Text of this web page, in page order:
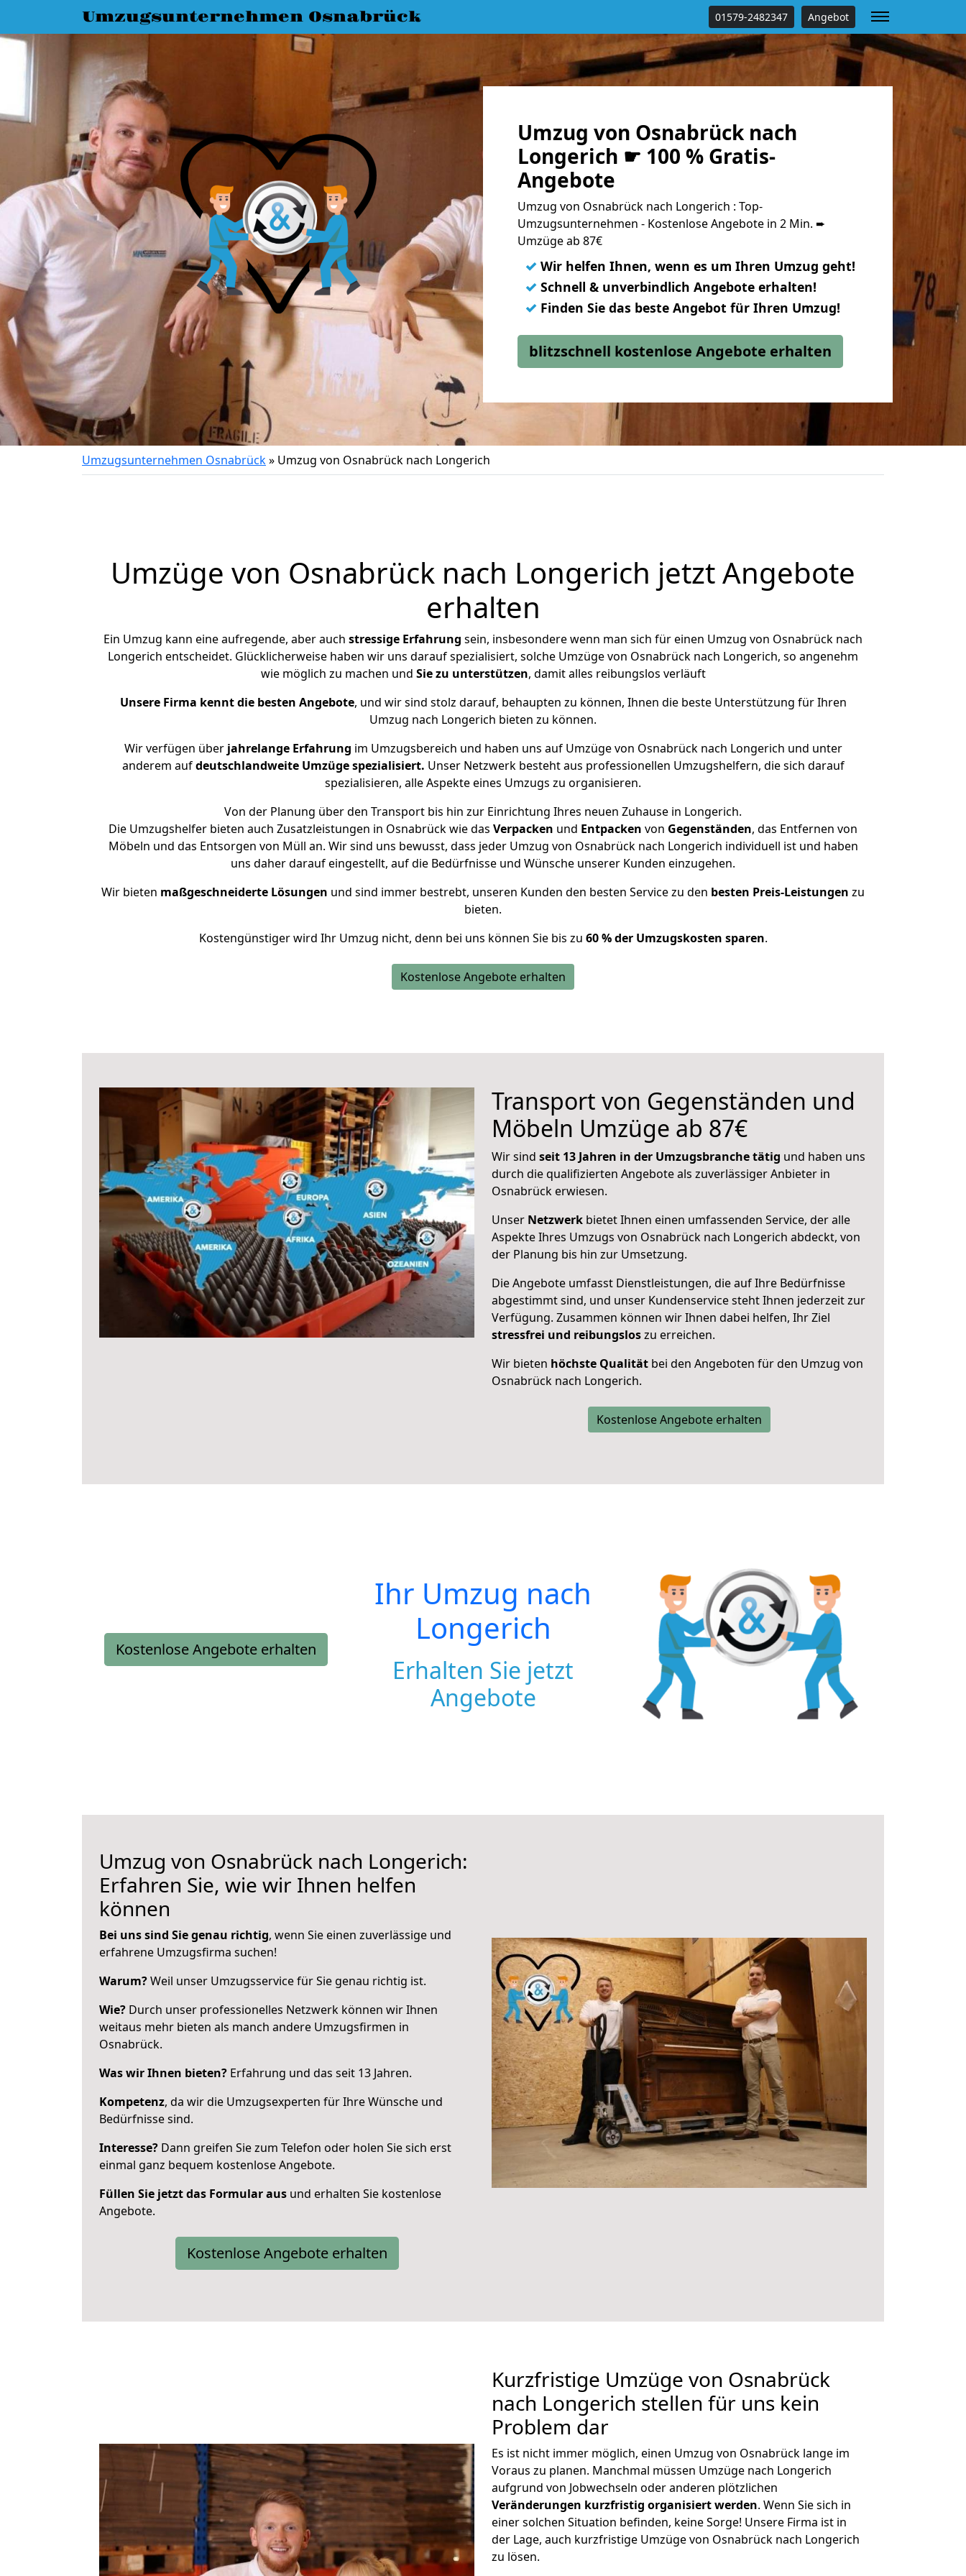
Umzugsunternehmen Osnabrück 01579-2482347 Angebot
Umzug von Osnabrück nach
Longerich ☛ 100 % Gratis-
Angebote
Umzug von Osnabrück nach Longerich : Top-
Umzugsunternehmen - Kostenlose Angebote in 2 Min. ➨
Umzüge ab 87€
✓ Wir helfen Ihnen, wenn es um Ihren Umzug geht!
✓ Schnell & unverbindlich Angebote erhalten!
✓ Finden Sie das beste Angebot für Ihren Umzug!
blitzschnell kostenlose Angebote erhalten
Umzugsunternehmen Osnabrück» Umzug von Osnabrück nach Longerich
Umzüge von Osnabrück nach Longerich jetzt Angebote
erhalten
Ein Umzug kann eine aufregende, aber auch stressige Erfahrung sein, insbesondere wenn man sich für einen Umzug von Osnabrück nach
Longerich entscheidet. Glücklicherweise haben wir uns darauf spezialisiert, solche Umzüge von Osnabrück nach Longerich, so angenehm
wie möglich zu machen und Sie zu unterstützen, damit alles reibungslos verläuft
Unsere Firma kennt die besten Angebote, und wir sind stolz darauf, behaupten zu können, Ihnen die beste Unterstützung für Ihren
Umzug nach Longerich bieten zu können.
Wir verfügen überjahrelange Erfahrung im Umzugsbereich und haben uns auf Umzüge von Osnabrück nach Longerich und unter
anderem aufdeutschlandweite Umzüge spezialisiert. Unser Netzwerk besteht aus professionellen Umzugshelfern, die sich darauf
spezialisieren, alle Aspekte eines Umzugs zu organisieren.
Von der Planung über den Transport bis hin zur Einrichtung Ihres neuen Zuhause in Longerich.
Die Umzugshelfer bieten auch Zusatzleistungen in Osnabrück wie das Verpacken und Entpacken von Gegenständen, das Entfernen von
Möbeln und das Entsorgen von Müll an. Wir sind uns bewusst, dass jeder Umzug von Osnabrück nach Longerich individuell ist und haben
uns daher darauf eingestellt, auf die Bedürfnisse und Wünsche unserer Kunden einzugehen.
Wir bieten maßgeschneiderte Lösungen und sind immer bestrebt, unseren Kunden den besten Service zu den besten Preis-Leistungen zu
bieten.
Kostengünstiger wird Ihr Umzug nicht, denn bei uns können Sie bis zu 60 % der Umzugskosten sparen.
Kostenlose Angebote erhalten
Transport von Gegenständen und
Möbeln Umzüge ab 87€
Wir sind seit 13 Jahren in der Umzugsbranche tätig und haben uns
durch die qualifizierten Angebote als zuverlässiger Anbieter in
Osnabrück erwiesen.
Unser Netzwerk bietet Ihnen einen umfassenden Service, der alle
Aspekte Ihres Umzugs von Osnabrück nach Longerich abdeckt, von
der Planung bis hin zur Umsetzung.
Die Angebote umfasst Dienstleistungen, die auf Ihre Bedürfnisse
abgestimmt sind, und unser Kundenservice steht Ihnen jederzeit zur
Verfügung. Zusammen können wir Ihnen dabei helfen, Ihr Ziel
stressfrei und reibungsloszu erreichen.
Wir bieten höchste Qualität bei den Angeboten für den Umzug von
Osnabrück nach Longerich.
Kostenlose Angebote erhalten
Kostenlose Angebote erhalten
Ihr Umzug nach
Longerich
Erhalten Sie jetzt
Angebote
Umzug von Osnabrück nach Longerich:
Erfahren Sie, wie wir Ihnen helfen
können
Bei uns sind Sie genau richtig, wenn Sie einen zuverlässige und
erfahrene Umzugsfirma suchen!
Warum?Weil unser Umzugsservice für Sie genau richtig ist.
Wie? Durch unser professionelles Netzwerk können wir Ihnen
weitaus mehr bieten als manch andere Umzugsfirmen in
Osnabrück.
Was wir Ihnen bieten? Erfahrung und das seit 13 Jahren.
Kompetenz, da wir die Umzugsexperten für Ihre Wünsche und
Bedürfnisse sind.
Interesse? Dann greifen Sie zum Telefon oder holen Sie sich erst
einmal ganz bequem kostenlose Angebote.
Füllen Sie jetzt das Formular aus und erhalten Sie kostenlose
Angebote.
Kostenlose Angebote erhalten
Kurzfristige Umzüge von Osnabrück
nach Longerich stellen für uns kein
Problem dar
Es ist nicht immer möglich, einen Umzug von Osnabrück lange im
Voraus zu planen. Manchmal müssen Umzüge nach Longerich
aufgrund von Jobwechseln oder anderen plötzlichen
Veränderungen kurzfristig organisiert werden. Wenn Sie sich in
einer solchen Situation befinden, keine Sorge! Unsere Firma ist in
der Lage, auch kurzfristige Umzüge von Osnabrück nach Longerich
zu lösen.